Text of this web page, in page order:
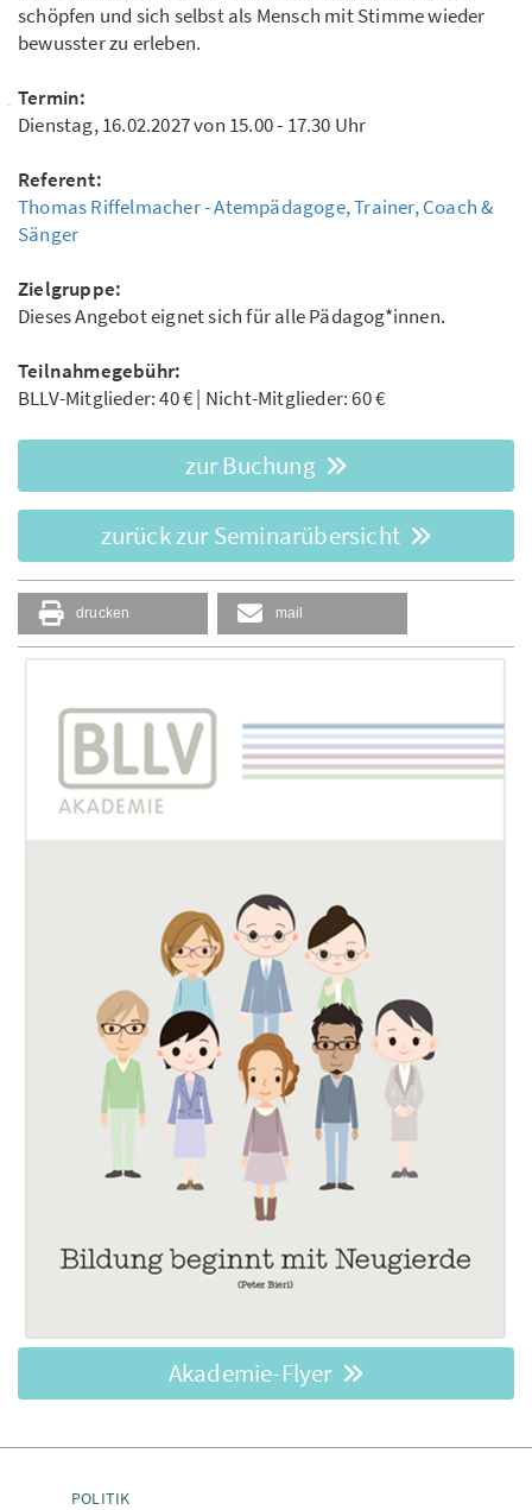
schöpfen und sich selbst als Mensch mit Stimme wieder
bewusster zu erleben.
Termin:
Dienstag, 16.02.2027 von 15.00 - 17.30 Uhr
Referent:
Thomas Riffelmacher - Atempädagoge, Trainer, Coach &
Sänger
Zielgruppe:
Dieses Angebot eignet sich für alle Pädagog*innen.
Teilnahmegebühr:
BLLV-Mitglieder: 40 € | Nicht-Mitglieder: 60 €
zur Buchung
zurück zur Seminarübersicht
drucken mail
Akademie-Flyer
POLITIK